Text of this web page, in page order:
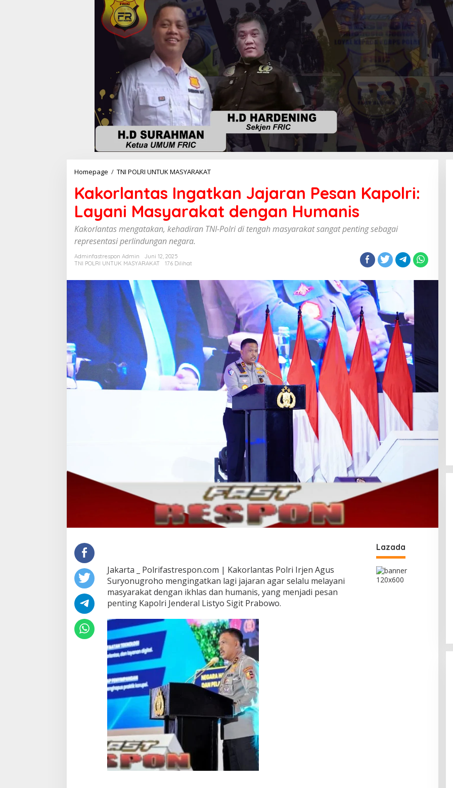
Homepage / TNI POLRI UNTUK MASYARAKATKakorlantas
Jajaran
Pesan
Kapolri:
Layani
Masyarakat
dengan
Kakorlantas Ingatkan Jajaran Pesan Kapolri:
Layani Masyarakat dengan Humanis
Kakorlantas mengatakan, kehadiran TNI-Polri di tengah masyarakat sangat penting sebagai
representasi perlindungan negara.
Adminfastrespon Admin
Juni 12, 2025
TNI POLRI UNTUK MASYARAKAT
176 Dilihat
Jakarta _ Polrifastrespon.com | Kakorlantas Polri Irjen Agus
Suryonugroho mengingatkan lagi jajaran agar selalu melayani
masyarakat dengan ikhlas dan humanis, yang menjadi pesan
penting Kapolri Jenderal Listyo Sigit Prabowo.
Lazada